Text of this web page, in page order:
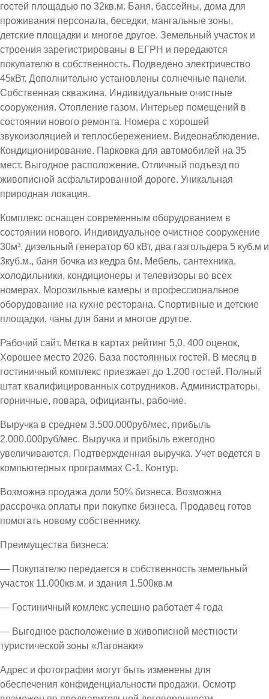
гостей площадью по 32кв.м. Баня, бассейны, дома для
проживания персонала, беседки, мангальные зоны,
детские площадки и многое другое. Земельный участок и
строения зарегистрированы в ЕГРН и передаются
покупателю в собственность. Подведено электричество
45кВт. Дополнительно установлены солнечные панели.
Собственная скважина. Индивидуальные очистные
сооружения. Отопление газом. Интерьер помещений в
состоянии нового ремонта. Номера с хорошей
звукоизоляцией и теплосбережением. Видеонаблюдение.
Кондиционирование. Парковка для автомобилей на 35
мест. Выгодное расположение. Отличный подъезд по
живописной асфальтированной дороге. Уникальная
природная локация.
Комплекс оснащен современным оборудованием в
состоянии нового. Индивидуальное очистное сооружение
30м³, дизельный генератор 60 кВт, два газгольдера 5 куб.м и
3куб.м., баня бочка из кедра 6м. Мебель, сантехника,
холодильники, кондиционеры и телевизоры во всех
номерах. Морозильные камеры и профессиональное
оборудование на кухне ресторана. Спортивные и детские
площадки, чаны для бани и многое другое.
Рабочий сайт. Метка в картах рейтинг 5,0, 400 оценок,
Хорошее место 2026. База постоянных гостей. В месяц в
гостиничный комплекс приезжает до 1.200 гостей. Полный
штат квалифицированных сотрудников. Администраторы,
горничные, повара, официанты, рабочие.
Выручка в среднем 3.500.000руб/мес, прибыль
2.000.000руб/мес. Выручка и прибыль ежегодно
увеличиваются. Подтвержденная выручка. Учет ведется в
компьютерных программах С-1, Контур.
Возможна продажа доли 50% бизнеса. Возможна
рассрочка оплаты при покупке бизнеса. Продавец готов
помогать новому собственнику.
Преимущества бизнеса:
— Покупателю передается в собственность земельный
участок 11.000кв.м. и здания 1.500кв.м
— Гостиничный комлекс успешно работает 4 года
— Выгодное расположение в живописной местности
туристической зоны «Лагонаки»
Адрес и фотографии могут быть изменены для
обеспечения конфиденциальности продажи. Осмотр